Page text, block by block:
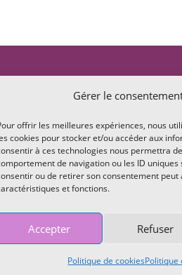
Gérer le
offrir les meilleures expériences, nous
cookies pour stocker et/ou accéder aux
à ces technologies nous permettra
de navigation ou les ID uniques
ou de retirer son consentement
et fonctions.
Accepter Refuser
Politique de cookiesPolitique
ventes
de confidentialité Plan de site